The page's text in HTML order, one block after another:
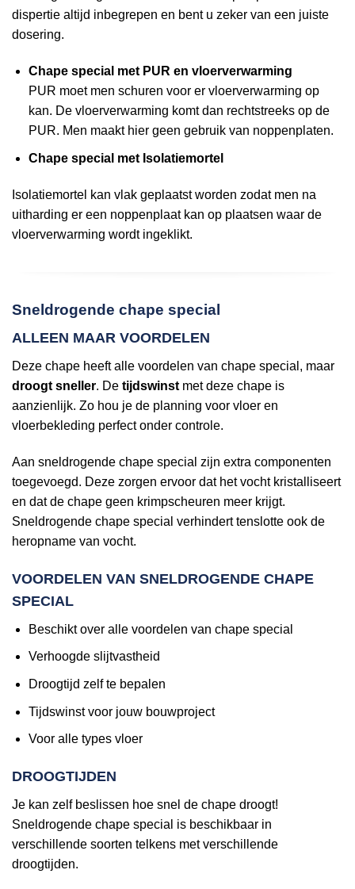
dispertie altijd inbegrepen en bent u zeker van een juiste
dosering.
Chape special met PUR en vloerverwarming
PUR moet men schuren voor er vloerverwarming op
kan. De vloerverwarming komt dan rechtstreeks op de
PUR. Men maakt hier geen gebruik van noppenplaten.
Chape special met Isolatiemortel
Isolatiemortel kan vlak geplaatst worden zodat men na
uitharding er een noppenplaat kan op plaatsen waar de
vloerverwarming wordt ingeklikt.
Sneldrogende chape special
ALLEEN MAAR VOORDELEN
Deze chape heeft alle voordelen van chape special, maar
droogt sneller. De tijdswinst met deze chape is
aanzienlijk. Zo hou je de planning voor vloer en
vloerbekleding perfect onder controle.
Aan sneldrogende chape special zijn extra componenten
toegevoegd. Deze zorgen ervoor dat het vocht kristalliseert
en dat de chape geen krimpscheuren meer krijgt.
Sneldrogende chape special verhindert tenslotte ook de
heropname van vocht.
VOORDELEN VAN SNELDROGENDE CHAPE
SPECIAL
Beschikt over alle voordelen van chape special
Verhoogde slijtvastheid
Droogtijd zelf te bepalen
Tijdswinst voor jouw bouwproject
Voor alle types vloer
DROOGTIJDEN
Je kan zelf beslissen hoe snel de chape droogt!
Sneldrogende chape special is beschikbaar in
verschillende soorten telkens met verschillende
droogtijden.